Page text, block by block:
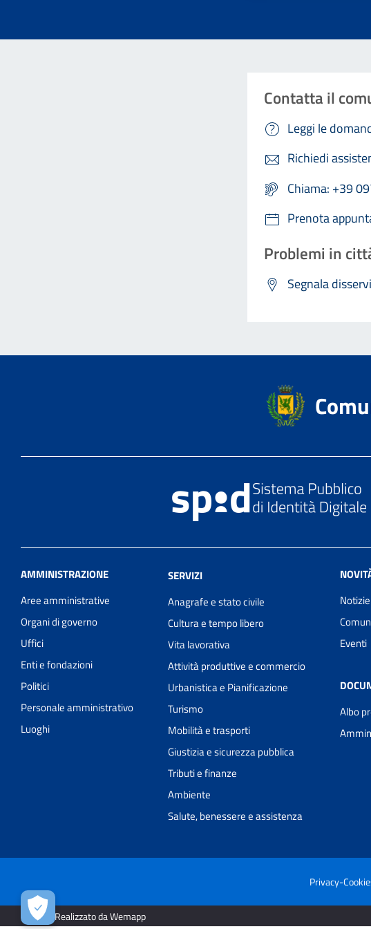
Contatta il
Leggi le
Richiedi
Chiama: +39
Prenota
Problemi in
Segnala
AMMINISTRAZIONE
Aree amministrative
Organi di governo
Uffici
Enti e fondazioni
Politici
Personale amministrativo
Luoghi
SERVIZI
Anagrafe e stato civile
Cultura e tempo libero
Vita lavorativa
Attività produttive e commercio
Urbanistica e Pianificazione
Turismo
Mobilità e trasporti
Giustizia e sicurezza pubblica
Tributi e finanze
Ambiente
Salute, benessere e assistenza
Notizie
Eventi
Albo
Privacy-
2026 | Realizzato da Wemapp